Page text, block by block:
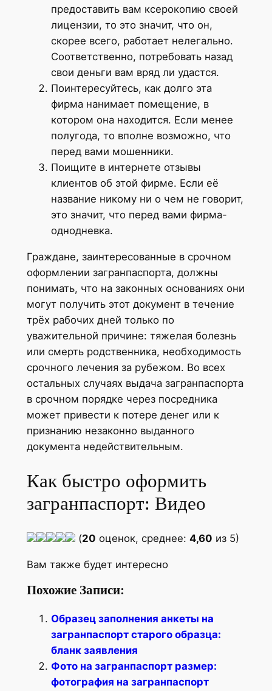
предоставить вам ксерокопию своей
лицензии, то это значит, что он,
скорее всего, работает нелегально.
Соответственно, потребовать назад
свои деньги вам вряд ли удастся.
Поинтересуйтесь, как долго эта
фирма нанимает помещение, в
котором она находится. Если менее
полугода, то вполне возможно, что
перед вами мошенники.
Поищите в интернете отзывы
клиентов об этой фирме. Если её
название никому ни о чем не говорит,
это значит, что перед вами фирма-
однодневка.
Граждане, заинтересованные в срочном
оформлении загранпаспорта, должны
понимать, что на законных основаниях они
могут получить этот документ в течение
трёх рабочих дней только по
уважительной причине: тяжелая болезнь
или смерть родственника, необходимость
срочного лечения за рубежом. Во всех
остальных случаях выдача загранпаспорта
в срочном порядке через посредника
может привести к потере денег или к
признанию незаконно выданного
документа недействительным.
Как быстро оформить
загранпаспорт: Видео
(20 оценок, среднее: 4,60 из 5)
Вам также будет интересно
Похожие Записи:
Образец заполнения анкеты на
загранпаспорт старого образца:
бланк заявления
Фото на загранпаспорт размер:
фотография на загранпаспорт